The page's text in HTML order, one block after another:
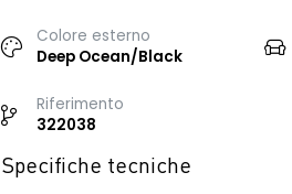
Colore esterno
Deep Ocean/Black
Riferimento
322038
Specifiche tecniche